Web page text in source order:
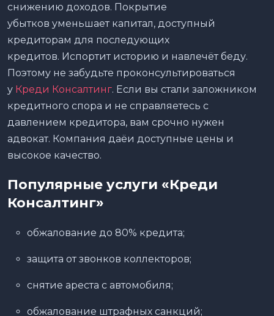
снижению доходов. Покрытие
убытков уменьшает капитал, доступный
кредиторам для последующих
кредитов. Испортит историю и навлечёт беду.
Поэтому не забудьте проконсультироваться
у Креди Консалтинг. Если вы стали заложником
кредитного спора и не справляетесь с
давлением кредитора, вам срочно нужен
адвокат. Компания даёи доступные цены и
высокое качество.
Популярные услуги «Креди
Консалтинг»
обжалование до 80% кредита;
защита от звонков коллекторов;
снятие ареста с автомобиля;
обжалование штрафных санкций;